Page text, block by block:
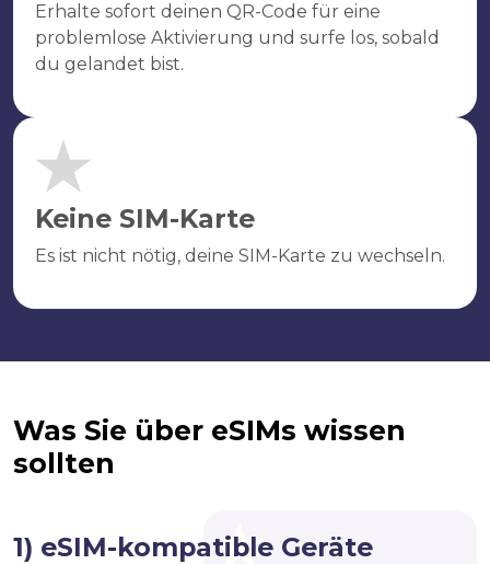
Erhalte sofort deinen QR-Code für eine
problemlose Aktivierung und surfe los, sobald
du gelandet bist.
Keine SIM-Karte
Es ist nicht nötig, deine SIM-Karte zu wechseln.
Was Sie über eSIMs wissen
sollten
1) eSIM-kompatible Geräte